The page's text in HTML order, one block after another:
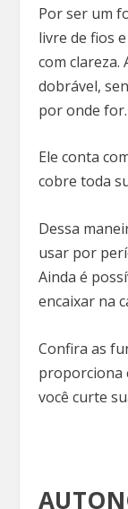
Por ser um
livre de fios
com clareza.
dobrável,
por onde for.
Ele conta
cobre toda
Dessa
usar por
Ainda é
encaixar na
Confira as
proporciona
você curte